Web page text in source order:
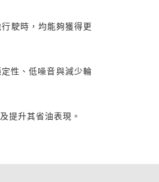
駛時，均能夠獲得更
性、低噪音與減少輪
提升其省油表現。